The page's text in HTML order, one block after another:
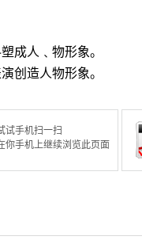
成人﹑物形象。
创造人物形象。
试手机扫一扫
你手机上继续浏览此页面